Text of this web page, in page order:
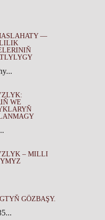
—
WE
– MILLI
GÖZBAŞY.